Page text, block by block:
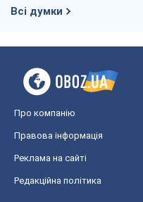
Всі думки
Про компанію
Правова інформація
Реклама на сайті
Редакційна політика